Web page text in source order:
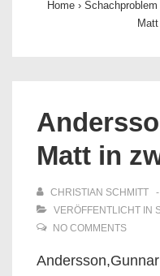
Home ›
Matt in
CHRISTIAN SCHMITT
VERÖFFENTLICHT IN
NO COMMENTS